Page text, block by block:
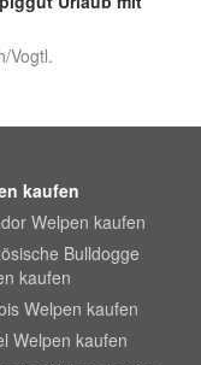
Vogtl.
kaufen
Welpen kaufen
Bulldogge
kaufen
Welpen kaufen
Welpen kaufen